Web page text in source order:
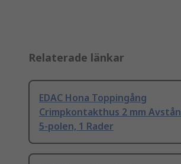
Relaterade länkar
EDAC Hona Toppingång
Crimpkontakthus 2 mm
5-polen, 1 Rader